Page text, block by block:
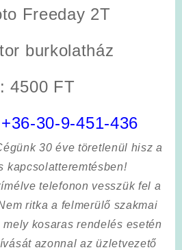
Freeday 2T
burkolatház
4500 FT
+36-30-9-451-436
30 éve töretlenül hisz a
kapcsolatteremtésben!
telefonon vesszük fel a
ritka a felmerülő szakmai
kosaras rendelés esetén
azonnal az üzletvezető